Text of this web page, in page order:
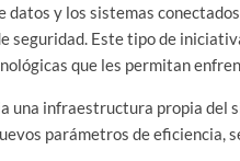
datos y los sistemas
Este tipo de
que les permitan
una infraestructura propia del
parámetros de eficiencia,